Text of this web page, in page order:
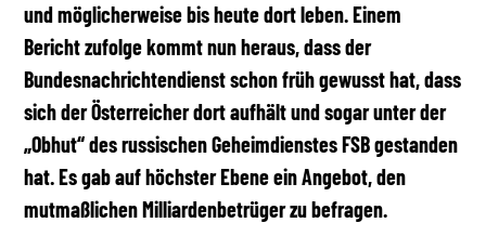
und möglicherweise bis heute dort leben. Einem
Bericht zufolge kommt nun heraus, dass der
Bundesnachrichtendienst schon früh gewusst hat, dass
sich der Österreicher dort aufhält und sogar unter der
„Obhut“ des russischen Geheimdienstes FSB gestanden
hat. Es gab auf höchster Ebene ein Angebot, den
mutmaßlichen Milliardenbetrüger zu befragen.